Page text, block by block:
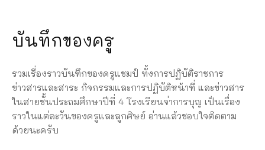
บันทึกของครู
รวมเรื่องราวบันทึกของครูแชมป์ ทั้งการปฏิบัติราชการ
ข่าวสารและสาระ กิจกรรมและการปฏิบัติหน้าที่ และข่าวสาร
ในสายชั้นประถมศึกษาปีที่ 4 โรงเรียนจ่าการบุญ เป็นเรื่อง
ราวในแต่ละวันของครูและลูกศิษย์ อ่านแล้วชอบใจติดตาม
ด้วยนะครับ